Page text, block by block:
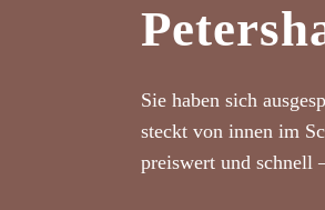
Sie haben sich
steckt von innen im
preiswert und schnell